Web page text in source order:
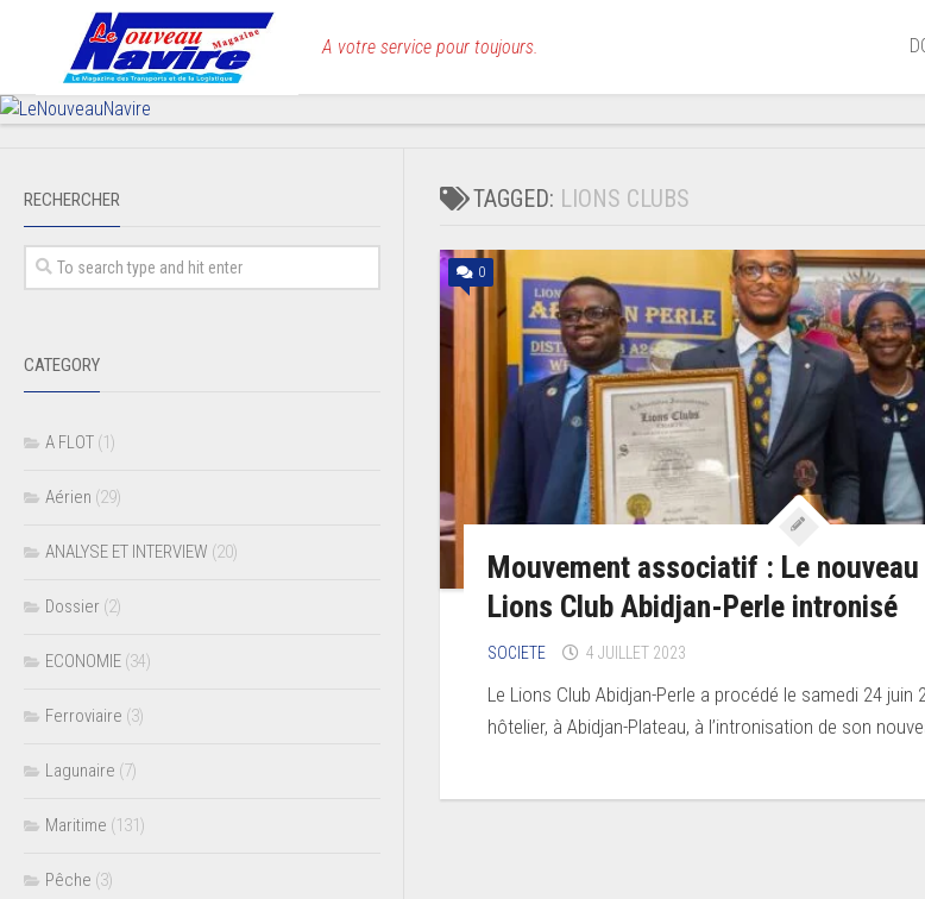
A votre service pour toujours.
TAGGED: LIONS CLUBS
0
Mouvement associatif : Le
Lions Club Abidjan-Perle intronisé
SOCIETE 4 JUILLET 2023
Le Lions Club Abidjan-Perle a procédé le samedi 24 juin
hôtelier, à Abidjan-Plateau, à l’intronisation de son
RECHERCHER
CATEGORY
A FLOT (1)
Aérien (29)
ANALYSE ET INTERVIEW (20)
Dossier (2)
ECONOMIE (34)
Ferroviaire (3)
Lagunaire (7)
Maritime (131)
Pêche (3)